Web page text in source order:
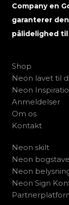
Company en
garanterer
pålidelighed
Shop
Neon lavet til
Neon
Anmeldelser
Om os
Kontakt
Neon skilt
Neon
Neon
Neon Sign